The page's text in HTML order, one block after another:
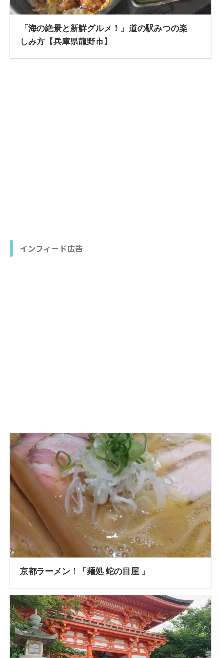
「海の絶景と新鮮グルメ！」道の駅みつの楽
しみ方【兵庫県龍野市】
インフィード広告
京都ラーメン！「麺処 蛇の目屋 」